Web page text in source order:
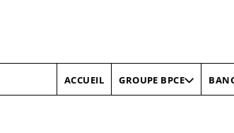
ACCUEIL GROUPE BPCE